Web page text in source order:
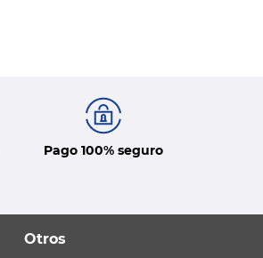
Pago 100% seguro
Otros